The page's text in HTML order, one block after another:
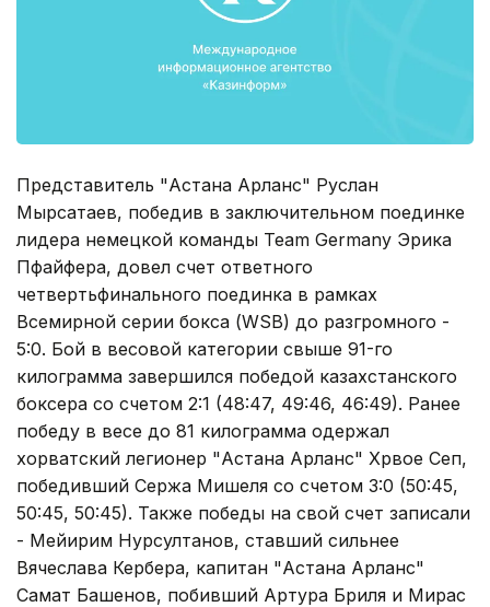
Представитель "Астана Арланс" Руслан
Мырсатаев, победив в заключительном поединке
лидера немецкой команды Team Germany Эрика
Пфайфера, довел счет ответного
четвертьфинального поединка в рамках
Всемирной серии бокса (WSB) до разгромного -
5:0. Бой в весовой категории свыше 91-го
килограмма завершился победой казахстанского
боксера со счетом 2:1 (48:47, 49:46, 46:49). Ранее
победу в весе до 81 килограмма одержал
хорватский легионер "Астана Арланс" Хрвое Сеп,
победивший Сержа Мишеля со счетом 3:0 (50:45,
50:45, 50:45). Также победы на свой счет записали
- Мейирим Нурсултанов, ставший сильнее
Вячеслава Кербера, капитан "Астана Арланс"
Самат Башенов, побивший Артура Бриля и Мирас